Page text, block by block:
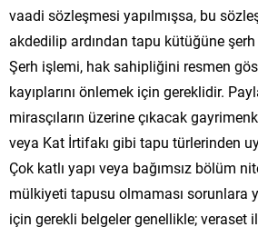
vaadi sözleşmesi yapılmışsa, bu
akdedilip ardından tapu kütüğüne
Şerh işlemi, hak sahipliğini resmen
kayıplarını önlemek için gereklidir.
mirasçıların üzerine çıkacak
veya Kat İrtifakı gibi tapu türlerinden
Çok katlı yapı veya bağımsız bölüm
mülkiyeti tapusu olmaması sorunlara
için gerekli belgeler genellikle; veraset